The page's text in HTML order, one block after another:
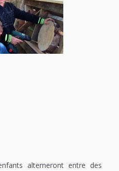
alterneront entre des